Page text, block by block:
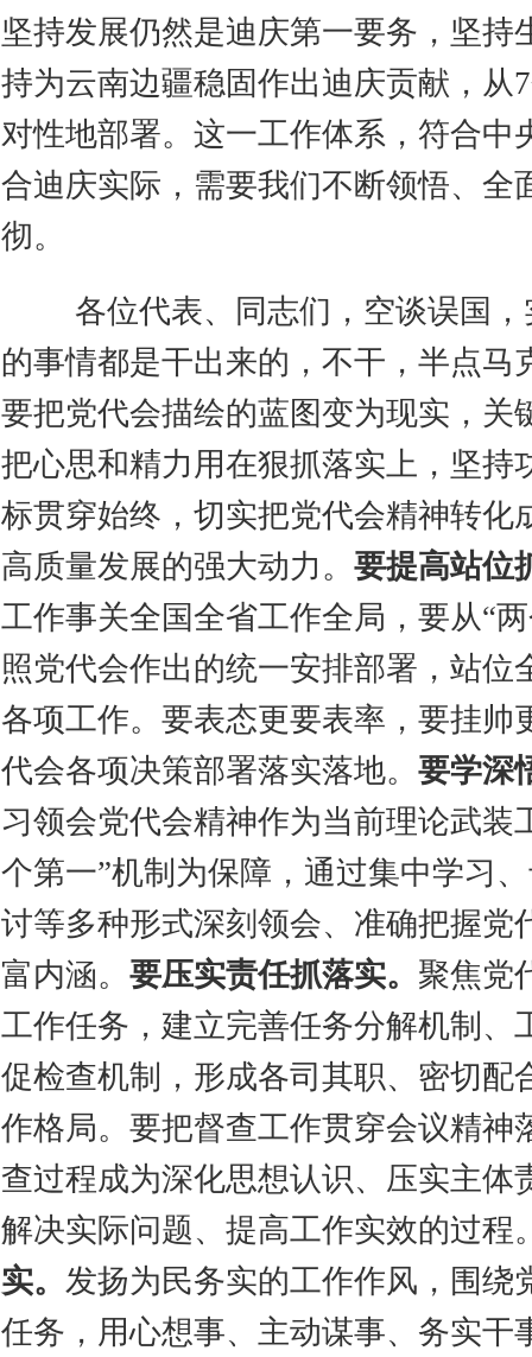
坚持发展仍然是迪庆第一要务，坚持
持为云南边疆稳固作出迪庆贡献，从
对性地部署。这一工作体系，符合中
合迪庆实际，需要我们不断领悟、全
彻。
各位代表、同志们，空谈误国，
的事情都是干出来的，不干，半点马
要把党代会描绘的蓝图变为现实，关
把心思和精力用在狠抓落实上，坚持
标贯穿始终，切实把党代会精神转化
高质量发展的强大动力。 要提高站位
工作事关全国全省工作全局，要从“
照党代会作出的统一安排部署，站位
各项工作。要表态更要表率，要挂帅
代会各项决策部署落实落地。 要学深
习领会党代会精神作为当前理论武装
个第一”机制为保障，通过集中学习
讨等多种形式深刻领会、准确把握党
富内涵。 要压实责任抓落实。 聚焦党
工作任务，建立完善任务分解机制、
促检查机制，形成各司其职、密切配
作格局。要把督查工作贯穿会议精神
查过程成为深化思想认识、压实主体
解决实际问题、提高工作实效的过程
实。 发扬为民务实的工作作风，围绕
任务，用心想事、主动谋事、务实干